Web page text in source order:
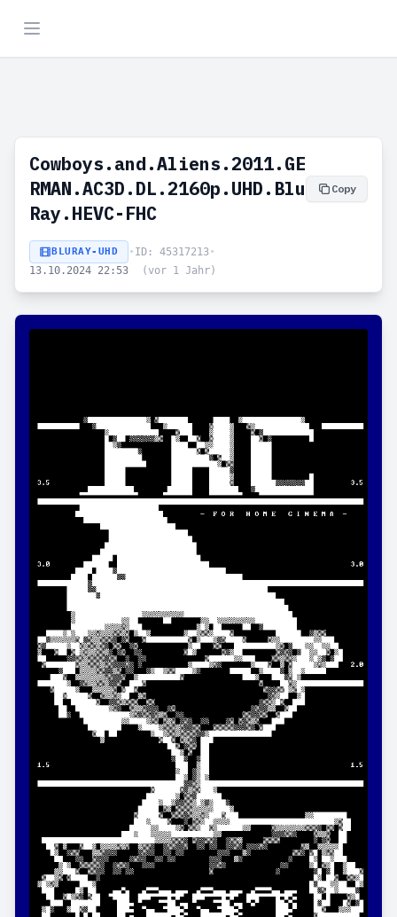
Cowboys.and.Aliens.2011.GE
RMAN.AC3D.DL.2160p.UHD.Blu
Ray.HEVC-FHC
Copy
BLURAY-UHD • ID: 45317213•
13.10.2024 22:53
(vor 1 Jahr)